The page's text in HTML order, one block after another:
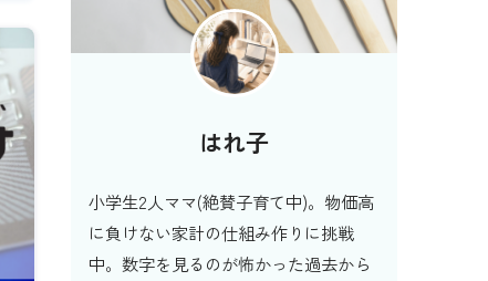
はれ子
小学生2人ママ(絶賛子育て中)。物価高
に負けない家計の仕組み作りに挑戦
中。数字を見るのが怖かった過去から